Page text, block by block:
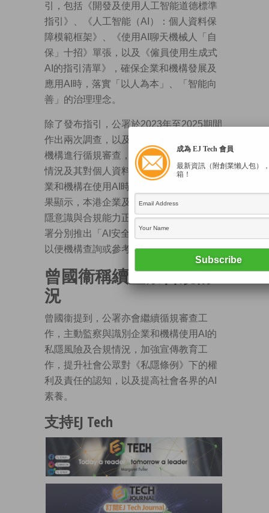
引，包括《開發及使用人工智能道德標準
指引》、《人工智能（AI）：個人資料保
障模範框架》、《使用AI聊天機械人「自
保」十招》單張，以及《僱員使用生成式
AI的指引清單》，確保企業和機構發展及
應用AI時，落實「以人為本」、「智能向
善」的治理理念。
除了發布指引，公署於2023年至2025期間
作出兩次調查，以及對近90間本港企業和
機構進行循規審查，以掌握本港的AI使用
情況及其對個人資料私隱的影響，以及企
業和機構在使用AI時的循規情況。整體結
果顯示，本港企業及機構在AI應用上，私
隱意識與合規能力正大大提升。此外，公
署分別推出「AI安全」熱線和專題網頁，
以便機構查詢或參考。
曾國衞稱續監察合規情
況
曾國衞提到，公署亦會繼續循規審查工
作，主動監察與識別企業和機構使用AI的
私隱風險及合規情況，加強宣傳教育工
作，提升社會公眾對《私隱條例》下的權
利及責任的認知，以及提高社會各界的AI
素養。
支持EJ Tech
成為 EJ Tech 會員
最新資訊（附創業懶人包）
箱！